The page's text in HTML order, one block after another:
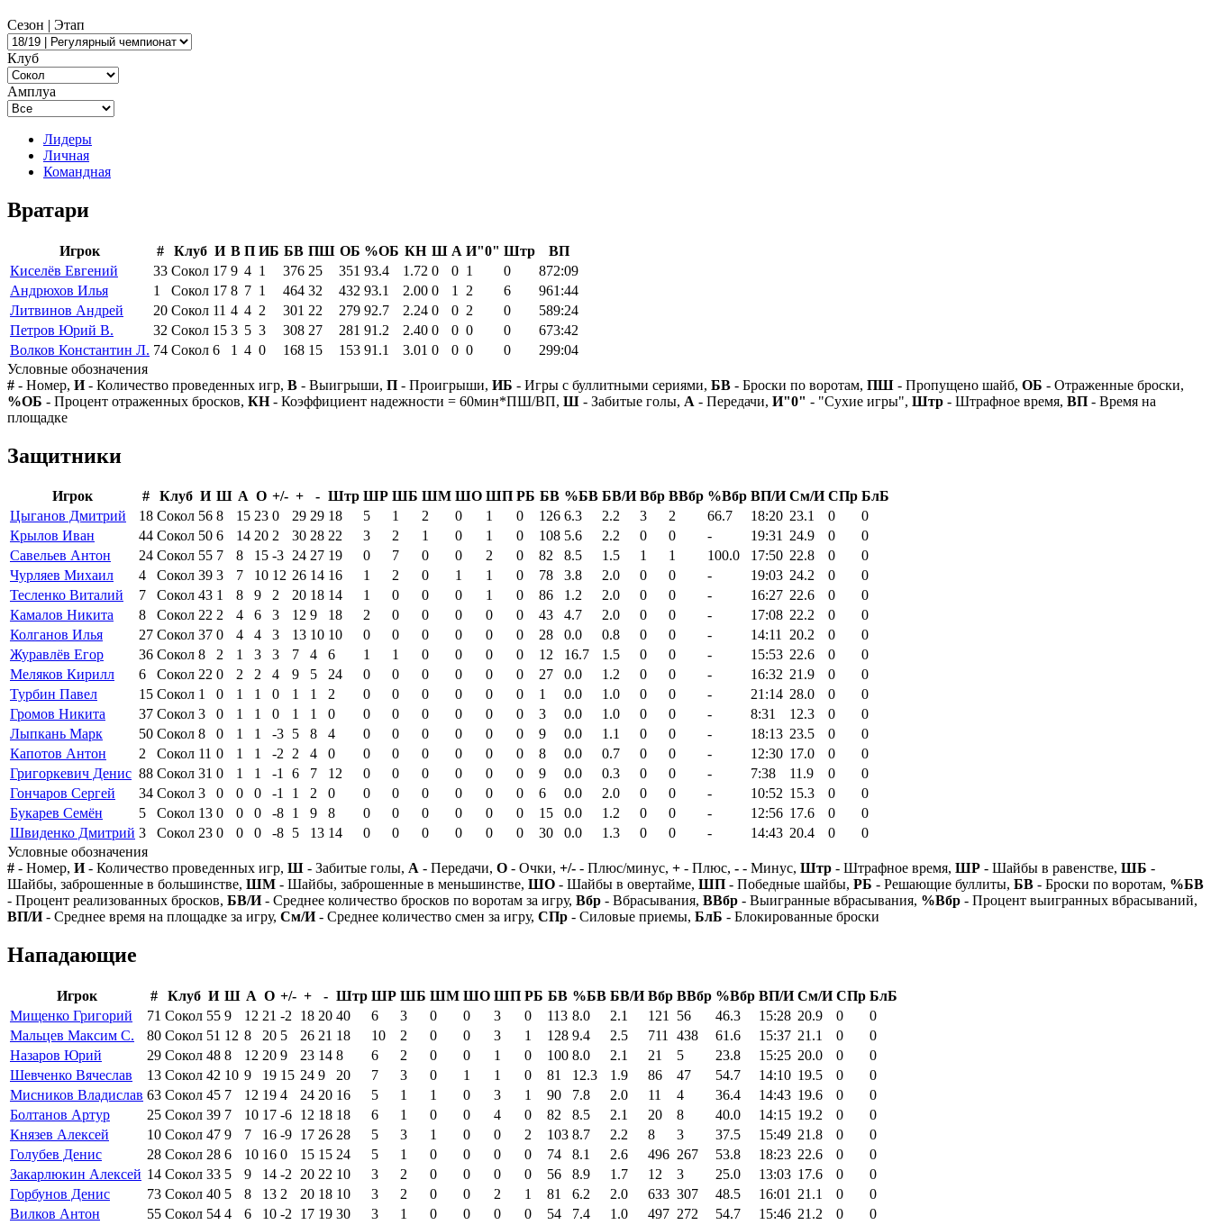
Сезон | Этап
Клуб
Амплуа
Лидеры
Личная
Командная
Вратари
Игрок # Клуб И В П ИБ БВ ПШ ОБ %ОБ КН Ш А И"0" Штр
ВП
Киселёв Евгений
33 Сокол 17 9 4 1 376 25 351 93.4 1.72 0 0 1 0
872:09
Андрюхов Илья
1 Сокол 17 8 7 1 464 32 432 93.1 2.00 0 1 2 6
961:44
Литвинов Андрей
20 Сокол 11 4 4 2 301 22 279 92.7 2.24 0 0 2 0
589:24
Петров Юрий В.
32 Сокол 15 3 5 3 308 27 281 91.2 2.40 0 0 0 0
673:42
Волков Константин Л. 74 Сокол 6 1 4 0 168 15 153 91.1 3.01 0 0 0 0
299:04
Условные обозначения
# - Номер, И- Количество проведенных игр, В - Выигрыши, П - Проигрыши, ИБ - Игры с буллитными сериями, БВ - Броски по воротам, ПШ - Пропущено шайб, ОБ - Отраженные броски,
%ОБ - Процент отраженных бросков, КН- Коэффициент надежности = 60мин*ПШ/ВП, Ш - Забитые голы, А - Передачи, И"0" - "Сухие игры", Штр - Штрафное время, ВП - Время на
площадке
Защитники
Игрок # Клуб И Ш А О +/- + - Штр ШР ШБ ШМ ШО ШП РБ БВ %БВ БВ/И Вбр ВВбр %Вбр ВП/И См/И СПр БлБ
Цыганов Дмитрий
18 Сокол 56 8 15 23 0 29 29 18 5 1 2 0 1 0 126 6.3 2.2 3 2 66.7 18:20 23.1 0
0
Крылов Иван
44 Сокол 50 6 14 20 2 30 28 22 3 2 1 0 1 0 108 5.6 2.2 0 0 - 19:31 24.9 0
0
Савельев Антон
24 Сокол 55 7 8 15 -3 24 27 19 0 7 0 0 2 0 82 8.5 1.5 1 1 100.0 17:50 22.8 0
0
Чурляев Михаил
4 Сокол 39 3 7 10 12 26 14 16 1 2 0 1 1 0 78 3.8 2.0 0 0 - 19:03 24.2 0
0
Тесленко Виталий
7 Сокол 43 1 8 9 2 20 18 14 1 0 0 0 1 0 86 1.2 2.0 0 0 - 16:27 22.6 0
0
Камалов Никита
8 Сокол 22 2 4 6 3 12 9 18 2 0 0 0 0 0 43 4.7 2.0 0 0 - 17:08 22.2 0
0
Колганов Илья
27 Сокол 37 0 4 4 3 13 10 10 0 0 0 0 0 0 28 0.0 0.8 0 0 - 14:11 20.2 0
0
Журавлёв Егор
36 Сокол 8 2 1 3 3 7 4 6 1 1 0 0 0 0 12 16.7 1.5 0 0 - 15:53 22.6 0
0
Меляков Кирилл
6 Сокол 22 0 2 2 4 9 5 24 0 0 0 0 0 0 27 0.0 1.2 0 0 - 16:32 21.9 0
0
Турбин Павел
15 Сокол 1 0 1 1 0 1 1 2 0 0 0 0 0 0 1 0.0 1.0 0 0 - 21:14 28.0 0
0
Громов Никита
37 Сокол 3 0 1 1 0 1 1 0 0 0 0 0 0 0 3 0.0 1.0 0 0 - 8:31 12.3 0
0
Лыпкань Марк
50 Сокол 8 0 1 1 -3 5 8 4 0 0 0 0 0 0 9 0.0 1.1 0 0 - 18:13 23.5 0
0
Капотов Антон
2 Сокол 11 0 1 1 -2 2 4 0 0 0 0 0 0 0 8 0.0 0.7 0 0 - 12:30 17.0 0
0
Григоркевич Денис 88 Сокол 31 0 1 1 -1 6 7 12 0 0 0 0 0 0 9 0.0 0.3 0 0 - 7:38 11.9 0
0
Гончаров Сергей
34 Сокол 3 0 0 0 -1 1 2 0 0 0 0 0 0 0 6 0.0 2.0 0 0 - 10:52 15.3 0
0
Букарев Семён
5 Сокол 13 0 0 0 -8 1 9 8 0 0 0 0 0 0 15 0.0 1.2 0 0 - 12:56 17.6 0
0
Швиденко Дмитрий 3 Сокол 23 0 0 0 -8 5 13 14 0 0 0 0 0 0 30 0.0 1.3 0 0 - 14:43 20.4 0
0
Условные обозначения
# - Номер, И- Количество проведенных игр, Ш - Забитые голы, А - Передачи, О - Очки, +/- - Плюс/минус, + - Плюс, - - Минус, Штр - Штрафное время, ШР - Шайбы в равенстве, ШБ -
Шайбы, заброшенные в большинстве, ШМ - Шайбы, заброшенные в меньшинстве, ШО - Шайбы в овертайме, ШП - Победные шайбы, РБ - Решающие буллиты, БВ - Броски по воротам, %БВ
- Процент реализованных бросков, БВ/И- Среднее количество бросков по воротам за игру, Вбр - Вбрасывания, ВВбр - Выигранные вбрасывания, %Вбр - Процент выигранных вбрасываний,
ВП/И- Среднее время на площадке за игру, См/И- Среднее количество смен за игру, СПр - Силовые приемы, БлБ - Блокированные броски
Нападающие
Игрок # Клуб И Ш А О +/- + - Штр ШР ШБ ШМ ШО ШП РБ БВ %БВ БВ/И Вбр ВВбр %Вбр ВП/И См/И СПр БлБ
Мищенко Григорий
71 Сокол 55 9 12 21 -2 18 20 40 6 3 0 0 3 0 113 8.0 2.1 121 56 46.3 15:28 20.9 0
0
Мальцев Максим С.
80 Сокол 51 12 8 20 5 26 21 18 10 2 0 0 3 1 128 9.4 2.5 711 438 61.6 15:37 21.1 0
0
Назаров Юрий
29 Сокол 48 8 12 20 9 23 14 8 6 2 0 0 1 0 100 8.0 2.1 21 5 23.8 15:25 20.0 0
0
Шевченко Вячеслав
13 Сокол 42 10 9 19 15 24 9 20 7 3 0 1 1 0 81 12.3 1.9 86 47 54.7 14:10 19.5 0
0
Мисников Владислав 63 Сокол 45 7 12 19 4 24 20 16 5 1 1 0 3 1 90 7.8 2.0 11 4 36.4 14:43 19.6 0
0
Болтанов Артур
25 Сокол 39 7 10 17 -6 12 18 18 6 1 0 0 4 0 82 8.5 2.1 20 8 40.0 14:15 19.2 0
0
Князев Алексей
10 Сокол 47 9 7 16 -9 17 26 28 5 3 1 0 0 2 103 8.7 2.2 8 3 37.5 15:49 21.8 0
0
Голубев Денис
28 Сокол 28 6 10 16 0 15 15 24 5 1 0 0 0 0 74 8.1 2.6 496 267 53.8 18:23 22.6 0
0
Закарлюкин Алексей 14 Сокол 33 5 9 14 -2 20 22 10 3 2 0 0 0 0 56 8.9 1.7 12 3 25.0 13:03 17.6 0
0
Горбунов Денис
73 Сокол 40 5 8 13 2 20 18 10 3 2 0 0 2 1 81 6.2 2.0 633 307 48.5 16:01 21.1 0
0
Вилков Антон
55 Сокол 54 4 6 10 -2 17 19 30 3 1 0 0 0 0 54 7.4 1.0 497 272 54.7 15:46 21.2 0
0